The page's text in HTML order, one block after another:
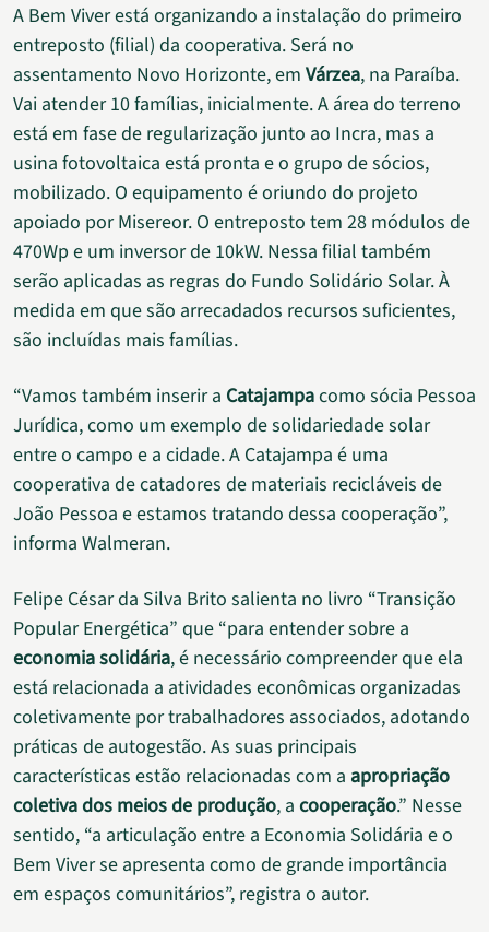
A Bem Viver está organizando a instalação do primeiro
entreposto (filial) da cooperativa. Será no
assentamento Novo Horizonte, em Várzea, na Paraíba.
Vai atender 10 famílias, inicialmente. A área do terreno
está em fase de regularização junto ao Incra, mas a
usina fotovoltaica está pronta e o grupo de sócios,
mobilizado. O equipamento é oriundo do projeto
apoiado por Misereor. O entreposto tem 28 módulos de
470Wp e um inversor de 10kW. Nessa filial também
serão aplicadas as regras do Fundo Solidário Solar. À
medida em que são arrecadados recursos suficientes,
são incluídas mais famílias.
“Vamos também inserir a Catajampacomo sócia Pessoa
Jurídica, como um exemplo de solidariedade solar
entre o campo e a cidade. A Catajampa é uma
cooperativa de catadores de materiais recicláveis de
João Pessoa e estamos tratando dessa cooperação”,
informa Walmeran.
Felipe César da Silva Brito salienta no livro “Transição
Popular Energética” que “para entender sobre a
economia solidária, é necessário compreender que ela
está relacionada a atividades econômicas organizadas
coletivamente por trabalhadores associados, adotando
práticas de autogestão. As suas principais
características estão relacionadas com a apropriação
coletiva dos meios de produção, a cooperação.” Nesse
sentido, “a articulação entre a Economia Solidária e o
Bem Viver se apresenta como de grande importância
em espaços comunitários”, registra o autor.